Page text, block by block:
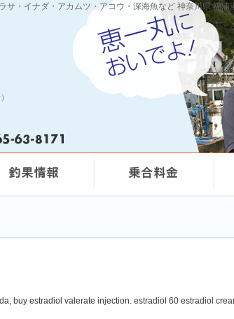
サ・イナダ・アカムツ・アコウ・深海魚など 神奈川県 福浦
buy estradiol valerate injection. estradiol 60 estradiol